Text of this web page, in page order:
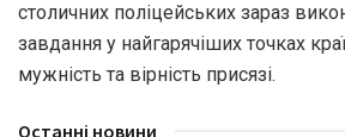
столичних поліцейських зараз
завдання у найгарячіших точках
мужність та вірність присязі.
Останні новини